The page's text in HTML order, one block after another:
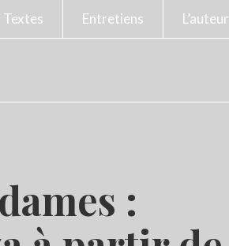
Textes Entretiens
L’auteur
: